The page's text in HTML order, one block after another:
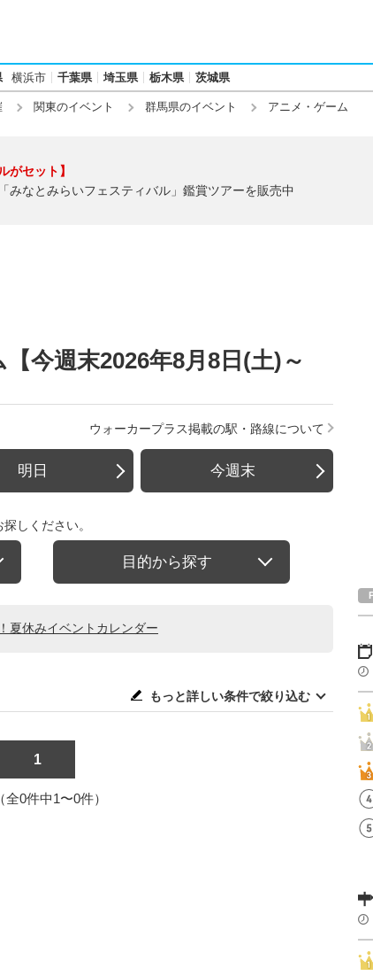
横浜市 千葉県 埼玉県 栃木県 茨城県
関東のイベント 群馬県のイベント アニメ・ゲーム
がセット】
みなとみらいフェスティバル」鑑賞ツアーを販売中
今週末2026年8月8日(土)～
ウォーカープラス掲載の駅・路線について
明日 今週末
しください。
目的から探す
夏休みイベントカレンダー
もっと詳しい条件で絞り込む
1
全0件中1〜0件）